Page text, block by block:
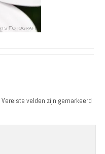
Vereiste velden zijn gemarkeerd